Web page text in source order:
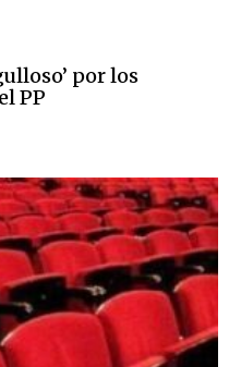
por los
PP